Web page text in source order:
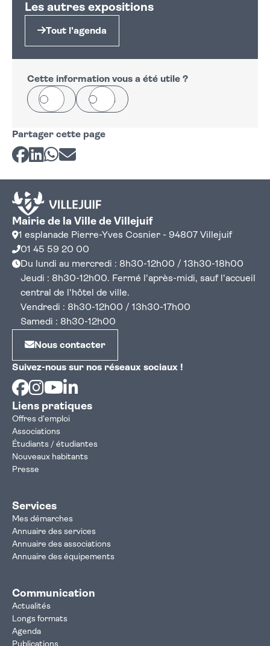
−
Les autres expositions
Tout l'agenda
Cette information vous a été utile ?
Oui Non
Partager cette page
Partager sur Facebook
Partager sur LinkedIn
Partager sur Whatsapp
Partager par courriel
Mairie de la Ville de Villejuif
1 esplanade Pierre-Yves Cosnier - 94807 Villejuif
01 45 59 20 00
Du lundi au mercredi : 8h30-12h00 / 13h30-18h00
Jeudi : 8h30-12h00. Fermé l'après-midi, sauf l'accueil
central de l'hôtel de ville.
Vendredi : 8h30-12h00 / 13h30-17h00
Samedi : 8h30-12h00
Nous contacter
Suivez-nous sur nos réseaux sociaux !
Facebook
Instagram
Youtube
Liens pratiques
Offres d'emploi
Associations
Étudiants / étudiantes
Nouveaux habitants
Presse
Services
Mes démarches
Annuaire des services
Annuaire des associations
Annuaire des équipements
Communication
Actualités
Longs formats
Agenda